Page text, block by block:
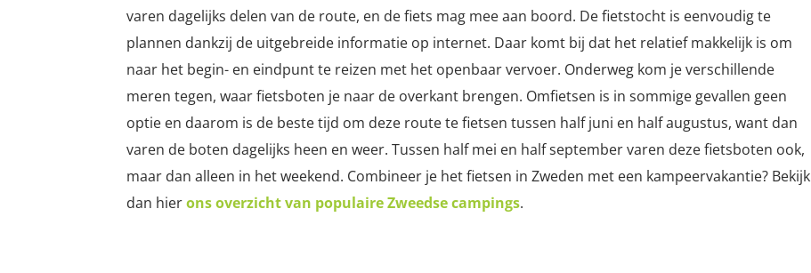
varen dagelijks delen van de route, en de fiets mag mee aan boord. De fietstocht is eenvoudig te
plannen dankzij de uitgebreide informatie op internet. Daar komt bij dat het relatief makkelijk is om
naar het begin- en eindpunt te reizen met het openbaar vervoer. Onderweg kom je verschillende
meren tegen, waar fietsboten je naar de overkant brengen. Omfietsen is in sommige gevallen geen
optie en daarom is de beste tijd om deze route te fietsen tussen half juni en half augustus, want dan
varen de boten dagelijks heen en weer. Tussen half mei en half september varen deze fietsboten ook,
maar dan alleen in het weekend. Combineer je het fietsen in Zweden met een kampeervakantie? Bekijk
dan hierons overzicht van populaire Zweedse campings.